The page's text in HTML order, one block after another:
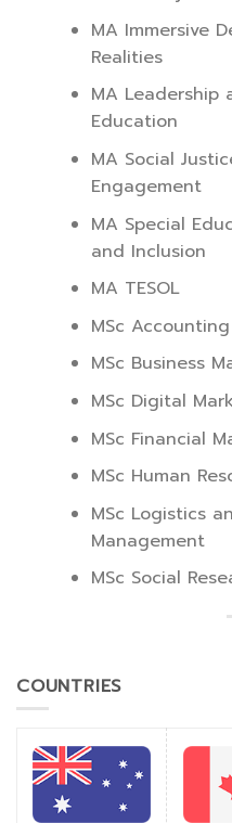
MA Immersive
Realities
MA Leadership
Education
MA Social
Engagement
MA Special
and Inclusion
MA TESOL
MSc
MSc Business
MSc Digital
MSc Financial
MSc Human
MSc Logistics
Management
MSc Social
COUNTRIES